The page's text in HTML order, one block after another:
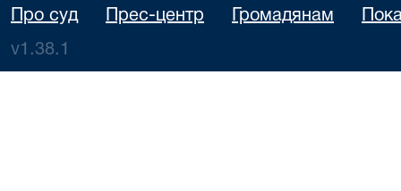
Про суд Прес-центр Громадянам
v1.38.1